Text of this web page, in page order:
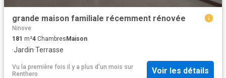
grande maison familiale récemment rénovée
Ninove
181 m²4 Chambres Maison
·Jardin·Terrasse
Vu la première fois il y a plus d'un mois sur
Renthero
Voir les détails